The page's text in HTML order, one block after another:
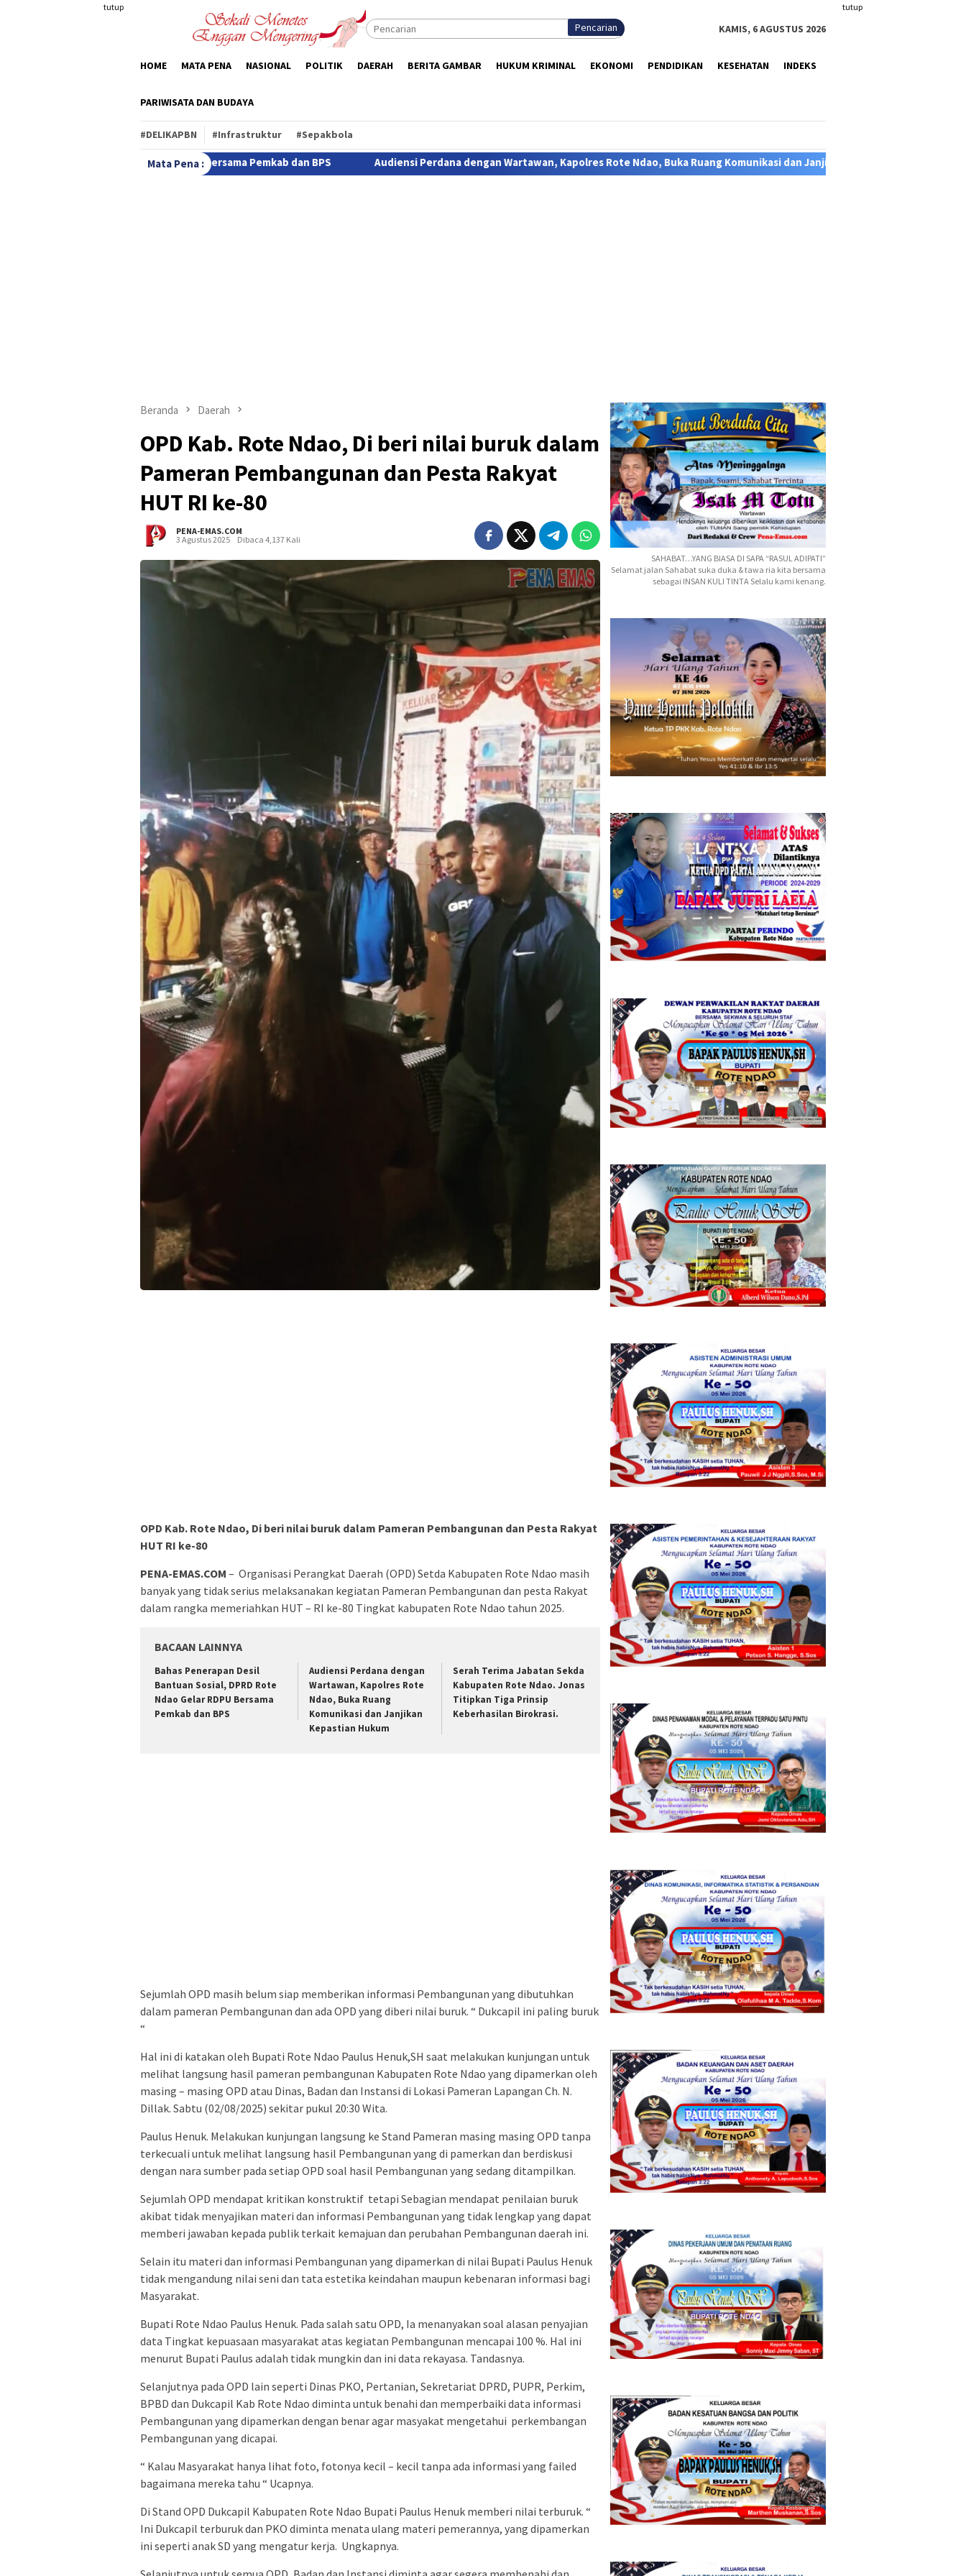
tutup tutup
Pencarian KAMIS, 6 AGUSTUS 2026
HOME MATA PENA NASIONAL POLITIK DAERAH BERITA GAMBAR HUKUM KRIMINAL EKONOMI PENDIDIKAN KESEHATAN INDEKS
PARIWISATA DAN BUDAYA
#DELIKAPBN #Infrastruktur #Sepakbola
Mata Pena :
RDPU Bersama Pemkab dan BPS Audiensi Perdana dengan Wartawan, Kapolres Rote Ndao, Buka Ruang Komunikasi dan Janjikan Kepastian Hukum Serah Terima Jabatan
Beranda Daerah
OPD Kab. Rote Ndao, Di beri nilai buruk dalam
Pameran Pembangunan dan Pesta Rakyat
HUT RI ke-80
PENA-EMAS.COM
3 Agustus 2025
Dibaca 4,137 Kali
OPD Kab. Rote Ndao, Di beri nilai buruk dalam Pameran Pembangunan dan Pesta Rakyat
HUT RI ke-80
PENA-EMAS.COM – Organisasi Perangkat Daerah (OPD) Setda Kabupaten Rote Ndao masih
banyak yang tidak serius melaksanakan kegiatan Pameran Pembangunan dan pesta Rakyat
dalam rangka memeriahkan HUT – RI ke-80 Tingkat kabupaten Rote Ndao tahun 2025.
BACAAN LAINNYA
Bahas Penerapan Desil
Bantuan Sosial, DPRD Rote
Ndao Gelar RDPU Bersama
Pemkab dan BPS
Audiensi Perdana dengan
Wartawan, Kapolres Rote
Ndao, Buka Ruang
Komunikasi dan Janjikan
Kepastian Hukum
Serah Terima Jabatan Sekda
Kabupaten Rote Ndao. Jonas
Titipkan Tiga Prinsip
Keberhasilan Birokrasi.
Sejumlah OPD masih belum siap memberikan informasi Pembangunan yang dibutuhkan
dalam pameran Pembangunan dan ada OPD yang diberi nilai buruk. “ Dukcapil ini paling buruk
“
Hal ini di katakan oleh Bupati Rote Ndao Paulus Henuk,SH saat melakukan kunjungan untuk
melihat langsung hasil pameran pembangunan Kabupaten Rote Ndao yang dipamerkan oleh
masing – masing OPD atau Dinas, Badan dan Instansi di Lokasi Pameran Lapangan Ch. N.
Dillak. Sabtu (02/08/2025) sekitar pukul 20:30 Wita.
Paulus Henuk. Melakukan kunjungan langsung ke Stand Pameran masing masing OPD tanpa
terkecuali untuk melihat langsung hasil Pembangunan yang di pamerkan dan berdiskusi
dengan nara sumber pada setiap OPD soal hasil Pembangunan yang sedang ditampilkan.
Sejumlah OPD mendapat kritikan konstruktif tetapi Sebagian mendapat penilaian buruk
akibat tidak menyajikan materi dan informasi Pembangunan yang tidak lengkap yang dapat
memberi jawaban kepada publik terkait kemajuan dan perubahan Pembangunan daerah ini.
Selain itu materi dan informasi Pembangunan yang dipamerkan di nilai Bupati Paulus Henuk
tidak mengandung nilai seni dan tata estetika keindahan maupun kebenaran informasi bagi
Masyarakat.
Bupati Rote Ndao Paulus Henuk. Pada salah satu OPD, Ia menanyakan soal alasan penyajian
data Tingkat kepuasaan masyarakat atas kegiatan Pembangunan mencapai 100 %. Hal ini
menurut Bupati Paulus adalah tidak mungkin dan ini data rekayasa. Tandasnya.
Selanjutnya pada OPD lain seperti Dinas PKO, Pertanian, Sekretariat DPRD, PUPR, Perkim,
BPBD dan Dukcapil Kab Rote Ndao diminta untuk benahi dan memperbaiki data informasi
Pembangunan yang dipamerkan dengan benar agar masyakat mengetahui perkembangan
Pembangunan yang dicapai.
“ Kalau Masyarakat hanya lihat foto, fotonya kecil – kecil tanpa ada informasi yang failed
bagaimana mereka tahu “ Ucapnya.
Di Stand OPD Dukcapil Kabupaten Rote Ndao Bupati Paulus Henuk memberi nilai terburuk. “
Ini Dukcapil terburuk dan PKO diminta menata ulang materi pemerannya, yang dipamerkan
ini seperti anak SD yang mengatur kerja. Ungkapnya.
SAHABAT…YANG BIASA DI SAPA “RASUL ADIPATI”
Selamat jalan Sahabat suka duka & tawa ria kita bersama
sebagai INSAN KULI TINTA Selalu kami kenang.